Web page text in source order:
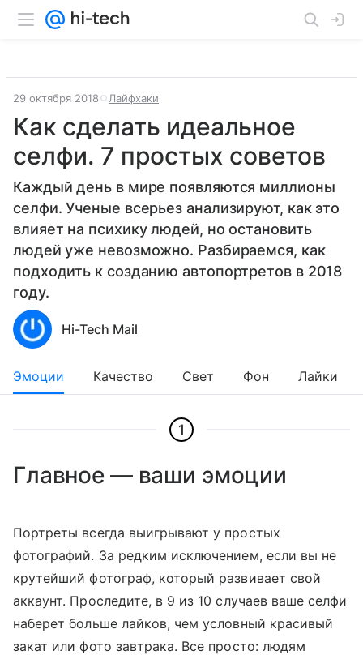
29 октября 2018 Лайфхаки
Как сделать идеальное
селфи. 7 простых советов
Каждый день в мире появляются миллионы
селфи. Ученые всерьез анализируют, как это
влияет на психику людей, но остановить
людей уже невозможно. Разбираемся, как
подходить к созданию автопортретов в 2018
году.
Hi-Tech Mail
Эмоции Качество Свет Фон Лайки
1
Главное — ваши эмоции
Портреты всегда выигрывают у простых
фотографий. За редким исключением, если вы не
крутейший фотограф, который развивает свой
аккаунт. Проследите, в 9 из 10 случаев ваше селфи
наберет больше лайков, чем условный красивый
закат или фото завтрака. Все просто: людям